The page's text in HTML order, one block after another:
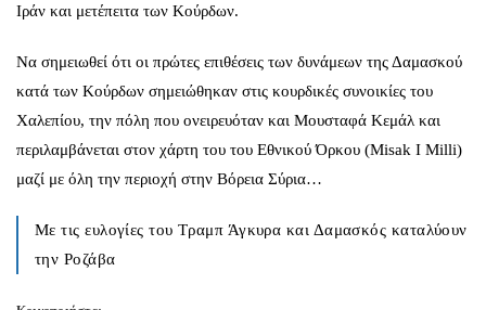
Ιράν και μετέπειτα των Κούρδων.
Να σημειωθεί ότι οι πρώτες επιθέσεις των δυνάμεων της Δαμασκού
κατά των Κούρδων σημειώθηκαν στις κουρδικές συνοικίες του
Χαλεπίου, την πόλη που ονειρευόταν και Μουσταφά Κεμάλ και
περιλαμβάνεται στον χάρτη του του Εθνικού Όρκου (Misak I Milli)
μαζί με όλη την περιοχή στην Βόρεια Σύρια…
Με τις ευλογίες του Τραμπ Άγκυρα και Δαμασκός καταλύουν
την Ροζάβα